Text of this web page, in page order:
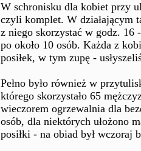
W schronisku dla kobiet przy
czyli komplet. W działającym
z niego skorzystać w godz. 16
po około 10 osób. Każda z
posiłek, w tym zupę -
Pełno było również w
którego skorzystało 65
wieczorem ogrzewalnia dla
osób, dla niektórych ułożono
posiłki - na obiad był wczoraj